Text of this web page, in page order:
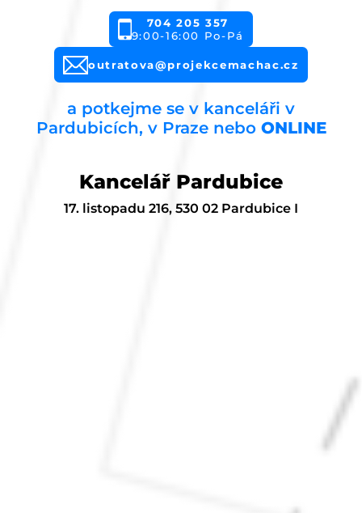
704 205 357
9:00-16:00 Po-Pá
outratova@projekcemachac.cz
a potkejme se v kanceláři v
Pardubicích, v Praze nebo ONLINE
Kancelář Pardubice
17. listopadu 216, 530 02 Pardubice I